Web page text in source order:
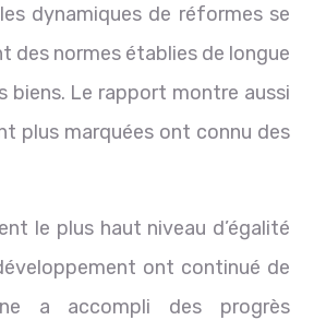
dynamiques de réformes se
des normes établies de longue
biens. Le rapport montre aussi
plus marquées ont connu des
le plus haut niveau d’égalité
ont continué de
a accompli des progrès